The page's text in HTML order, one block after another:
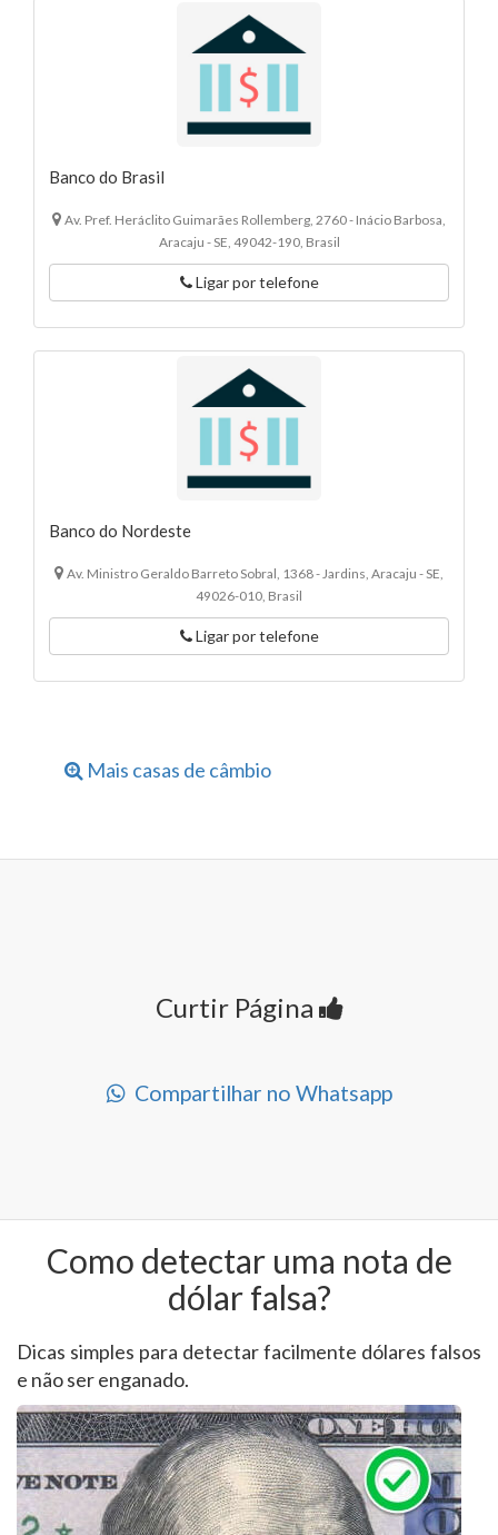
Banco do Brasil
Av. Pref. Heráclito Guimarães Rollemberg, 2760 - Inácio Barbosa,
Aracaju - SE, 49042-190, Brasil
Ligar por telefone
Banco do Nordeste
Av. Ministro Geraldo Barreto Sobral, 1368 - Jardins, Aracaju - SE,
49026-010, Brasil
Ligar por telefone
Mais casas de câmbio
Curtir Página
Compartilhar no Whatsapp
Como detectar uma nota de
dólar falsa?
Dicas simples para detectar facilmente dólares falsos
e não ser enganado.